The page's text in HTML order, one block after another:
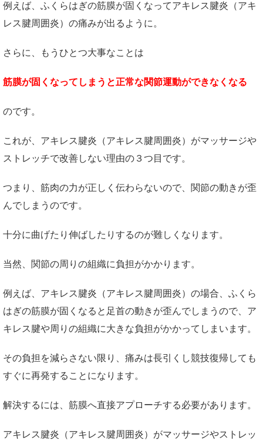
例えば、ふくらはぎの筋膜が固くなってアキレス腱炎（アキ
レス腱周囲炎）の痛みが出るように。
さらに、もうひとつ大事なことは
筋膜が固くなってしまうと正常な関節運動ができなくなる
のです。
これが、アキレス腱炎（アキレス腱周囲炎）がマッサージや
ストレッチで改善しない理由の３つ目です。
つまり、筋肉の力が正しく伝わらないので、関節の動きが歪
んでしまうのです。
十分に曲げたり伸ばしたりするのが難しくなります。
当然、関節の周りの組織に負担がかかります。
例えば、アキレス腱炎（アキレス腱周囲炎）の場合、ふくら
はぎの筋膜が固くなると足首の動きが歪んでしまうので、ア
キレス腱や周りの組織に大きな負担がかかってしまいます。
その負担を減らさない限り、痛みは長引くし競技復帰しても
すぐに再発することになります。
解決するには、筋膜へ直接アプローチする必要があります。
アキレス腱炎（アキレス腱周囲炎）がマッサージやストレッ